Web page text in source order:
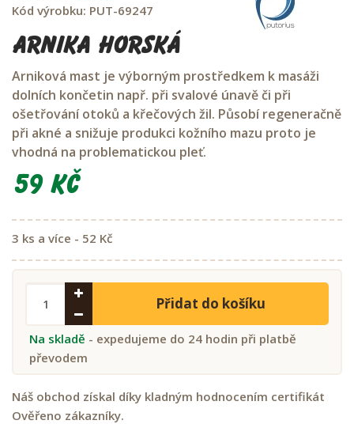
Kód výrobku: PUT-69247
Arnika Horská
Arniková mast je výborným prostředkem k masáži
dolních končetin např. při svalové únavě či při
ošetřování otoků a křečových žil. Působí regeneračně
při akné a snižuje produkci kožního mazu proto je
vhodná na problematickou pleť.
59 Kč
3 ks a více - 52 Kč
Přidat do košíku
Na skladě - expedujeme do 24 hodin při platbě
převodem
Náš obchod získal díky kladným hodnocením certifikát
Ověřeno zákazníky.